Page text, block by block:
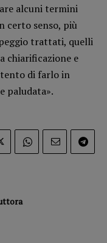
alcuni termini
certo senso, più
trattati, quelli
chiarificazione e
di farlo in
paludata».